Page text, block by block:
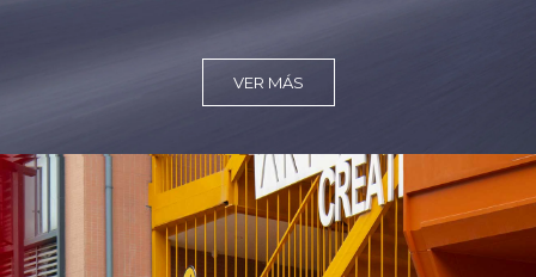
VER MÁS